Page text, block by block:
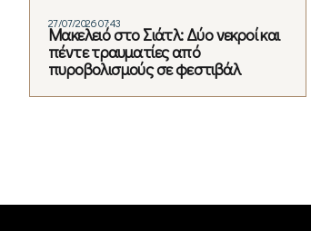
27/07/2026 07:43
Μακελειό στο Σιάτλ: Δύο νεκροί και
πέντε τραυματίες από
πυροβολισμούς σε φεστιβάλ